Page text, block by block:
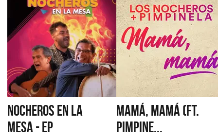
NOCHEROS EN LA
MESA - EP
MAMÁ, MAMÁ (FT.
PIMPINE...